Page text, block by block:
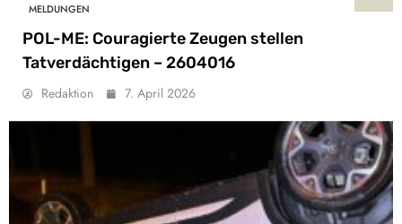
MELDUNGEN
POL-ME: Couragierte Zeugen stellen
Tatverdächtigen – 2604016
Redaktion 7. April 2026